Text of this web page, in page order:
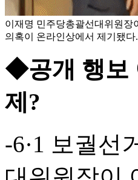
이재명 민주당총괄선대위원장
의혹이 온라인상에서 제기됐
◆공개 행보
제?
-6·1 보궐선